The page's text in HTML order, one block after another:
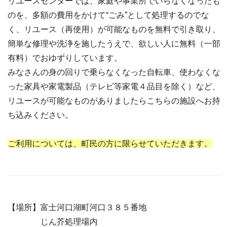
のを、多額の費用をかけて“ごみ”として処理するのでな
く、リユース（再使用）が可能なものを無料で引き取り、
簡単な修理や洗浄を施したうえで、欲しい人に無料（一部
有料）でおゆずりしています。
みなさんの身の回りで乗らなくなった自転車、使わなくな
った家具や家電製品（テレビ等家電４品目を除く）など、
リユースが可能なものがありましたらこちらの施設へお持
ち込みください。
ご利用については、町民の方に限らせていただきます。
【場所】富士河口湖町河口３８５番地
じん芥処理場内